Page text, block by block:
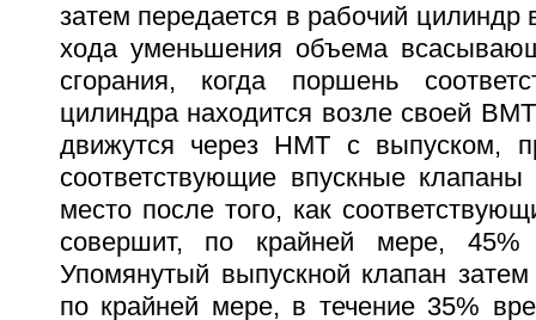
затем передается в рабочий
хода уменьшения объема
сгорания, когда поршень
цилиндра находится возле своей
движутся через НМТ с выпуском,
соответствующие впускные
место после того, как
совершит, по крайней мере, 45%
Упомянутый выпускной клапан
по крайней мере, в течение 35%